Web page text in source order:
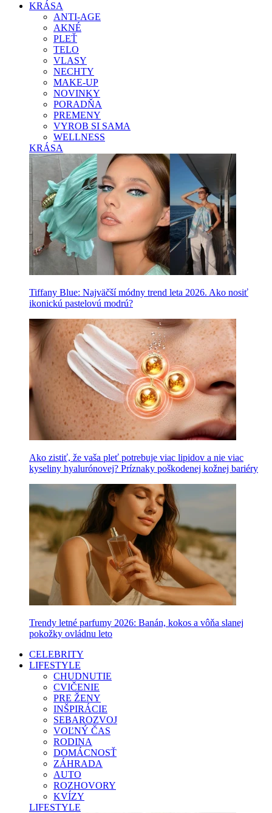
KRÁSA
ANTI-AGE
AKNÉ
PLEŤ
TELO
VLASY
NECHTY
MAKE-UP
NOVINKY
PORADŇA
PREMENY
VYROB SI SAMA
WELLNESS
KRÁSA
Tiffany Blue: Najväčší módny trend leta 2026. Ako nosiť
ikonickú pastelovú modrú?
Ako zistiť, že vaša pleť potrebuje viac lipidov a nie viac
kyseliny hyalurónovej? Príznaky poškodenej kožnej bariéry
Trendy letné parfumy 2026: Banán, kokos a vôňa slanej
pokožky ovládnu leto
CELEBRITY
LIFESTYLE
CHUDNUTIE
CVIČENIE
PRE ŽENY
INŠPIRÁCIE
SEBAROZVOJ
VOĽNÝ ČAS
RODINA
DOMÁCNOSŤ
ZÁHRADA
AUTO
ROZHOVORY
KVÍZY
LIFESTYLE